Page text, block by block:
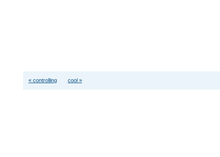
« controlling cool »